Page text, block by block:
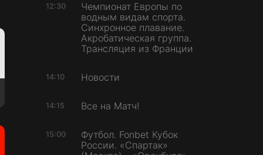
12:30
Чемпионат Европы по
водным видам спорта.
Синхронное плавание.
Акробатическая группа.
Трансляция из Франции
14:10 Новости
14:15 Все на Матч!
15:00
Футбол. Fonbet Кубок
России. «Спартак»